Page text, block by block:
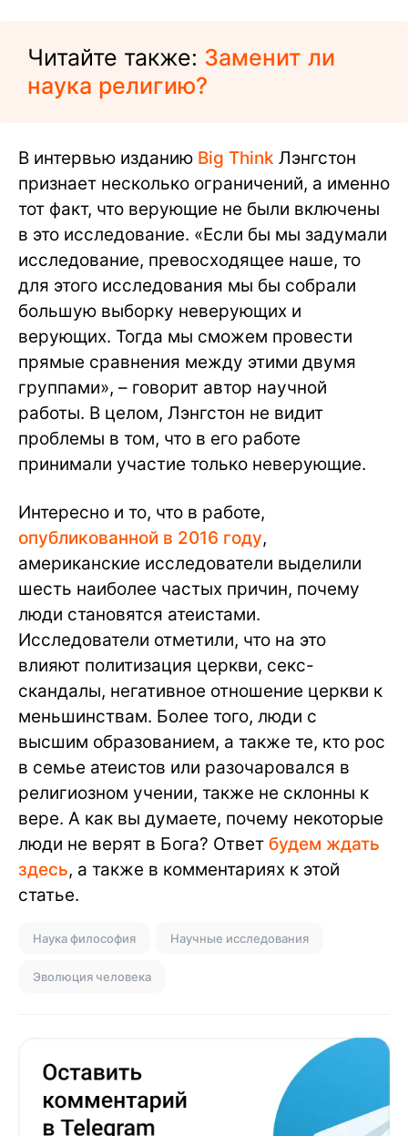
Читайте также: Заменит ли
наука религию?
В интервью изданию Big Think Лэнгстон
признает несколько ограничений, а именно
тот факт, что верующие не были включены
в это исследование. «Если бы мы задумали
исследование, превосходящее наше, то
для этого исследования мы бы собрали
большую выборку неверующих и
верующих. Тогда мы сможем провести
прямые сравнения между этими двумя
группами», – говорит автор научной
работы. В целом, Лэнгстон не видит
проблемы в том, что в его работе
принимали участие только неверующие.
Интересно и то, что в работе,
опубликованной в 2016 году,
американские исследователи выделили
шесть наиболее частых причин, почему
люди становятся атеистами.
Исследователи отметили, что на это
влияют политизация церкви, секс-
скандалы, негативное отношение церкви к
меньшинствам. Более того, люди с
высшим образованием, а также те, кто рос
в семье атеистов или разочаровался в
религиозном учении, также не склонны к
вере. А как вы думаете, почему некоторые
люди не верят в Бога? Ответ будем ждать
здесь, а также в комментариях к этой
статье.
Наука философия Научные исследования
Эволюция человека